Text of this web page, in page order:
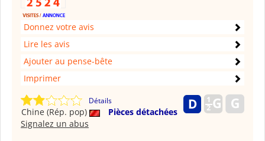
Donnez votre avis
Lire les avis
Ajouter au pense-bête
Imprimer
Détails
Chine (Rép. pop)
Pièces détachées
Signalez un abus